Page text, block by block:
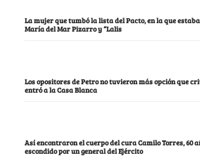
La mujer que tumbó la lista del Pacto, en la que
María del Mar Pizarro y “Lalis
Los opositores de Petro no tuvieron más opción que
entró a la Casa Blanca
Así encontraron el cuerpo del cura Camilo Torres, 60
escondido por un general del Ejército